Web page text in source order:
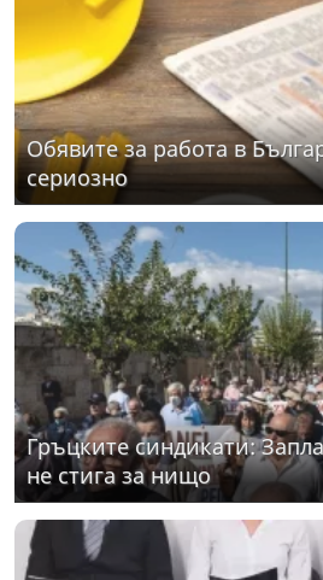
Обявите за работа в
сериозно
Гръцките синдикати:
не стига за нищо